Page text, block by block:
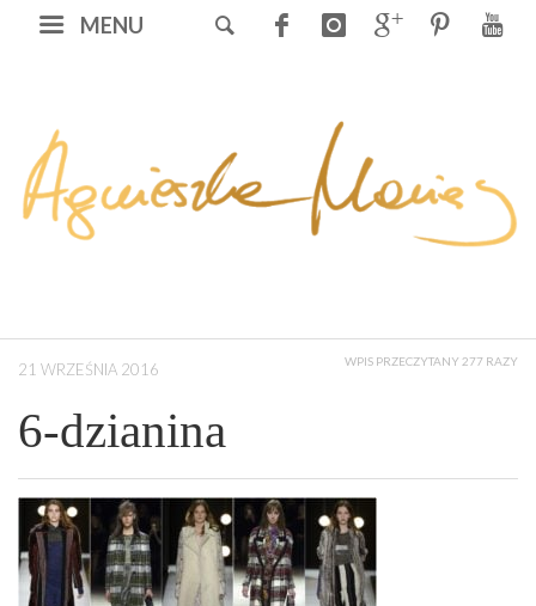
MENU
21 WRZEŚNIA 2016 WPIS PRZECZYTANY 277 RAZY
6-dzianina